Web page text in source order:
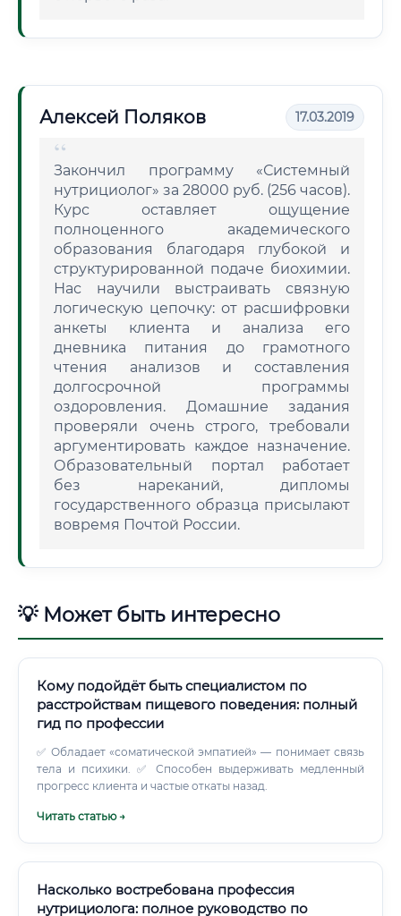
Алексей Поляков 17.03.2019
Закончил программу «Системный
нутрициолог» за 28000 руб. (256 часов).
Курс оставляет ощущение
полноценного академического
образования благодаря глубокой и
структурированной подаче биохимии.
Нас научили выстраивать связную
логическую цепочку: от расшифровки
анкеты клиента и анализа его
дневника питания до грамотного
чтения анализов и составления
долгосрочной программы
оздоровления. Домашние задания
проверяли очень строго, требовали
аргументировать каждое назначение.
Образовательный портал работает
без нареканий, дипломы
государственного образца присылают
вовремя Почтой России.
💡 Может быть интересно
Кому подойдёт быть специалистом по
расстройствам пищевого поведения: полный
гид по профессии
✅ Обладает «соматической эмпатией» — понимает связь
тела и психики. ✅ Способен выдерживать медленный
прогресс клиента и частые откаты назад.
Читать статью →
Насколько востребована профессия
нутрициолога: полное руководство по